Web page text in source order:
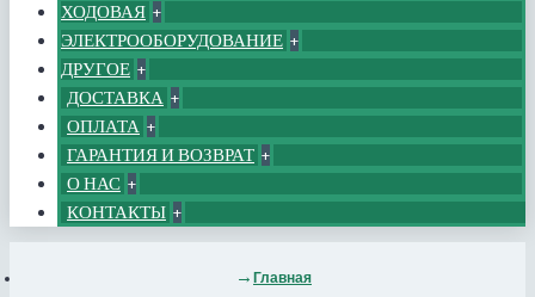
ХОДОВАЯ +
ЭЛЕКТРООБОРУДОВАНИЕ +
ДРУГОЕ +
ДОСТАВКА +
ОПЛАТА +
ГАРАНТИЯ И ВОЗВРАТ +
О НАС +
КОНТАКТЫ +
Главная